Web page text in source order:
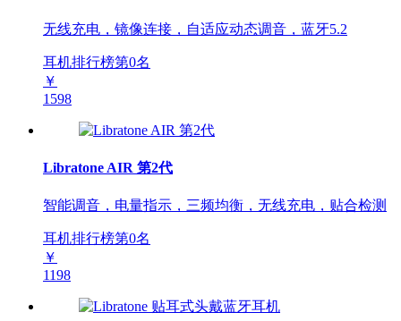
无线充电，镜像连接，自适应动态调音，蓝牙5.2
耳机排行榜第0名
￥
1598
Libratone AIR 第2代
智能调音，电量指示，三频均衡，无线充电，贴合检测
耳机排行榜第0名
￥
1198